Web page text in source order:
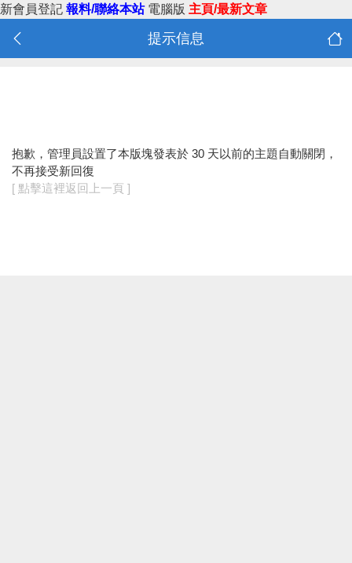
新會員登記 報料/聯絡本站 電腦版 主頁/最新文章
提示信息
抱歉，管理員設置了本版塊發表於 30 天以前的主題自動關閉，
不再接受新回復
[ 點擊這裡返回上一頁 ]